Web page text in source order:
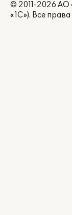
© 2011-2026 АО
«1С»). Все